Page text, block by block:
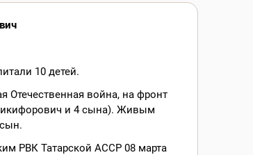
10 детей.
Отечественная война, на фронт
и 4 сына). Живым
РВК Татарской АССР 08 марта